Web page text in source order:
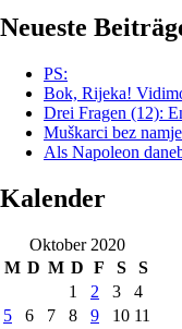
Neueste
PS:
Bok, Rijeka!
Drei Fragen (12):
Muškarci bez
Als Napoleon
Kalender
Oktober 2020
M D M D F S
S
1
2 3
4
5
6 7 8 9 10 11